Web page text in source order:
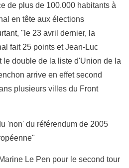
de plus de 100.000 habitants à
en tête aux élections
"le 23 avril dernier, la
fait 25 points et Jean-Luc
le double de la liste d'Union de la
arrive en effet second
plusieurs villes du Front
'non' du référendum de 2005
Le Pen pour le second tour